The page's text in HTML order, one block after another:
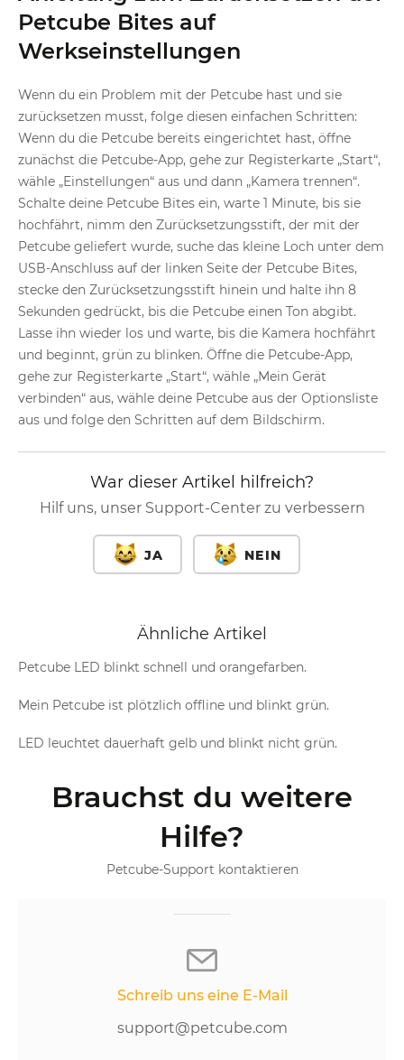
Petcube Bites auf
Werkseinstellungen
Wenn du ein Problem mit der Petcube hast und sie
zurücksetzen musst, folge diesen einfachen Schritten:
Wenn du die Petcube bereits eingerichtet hast, öffne
zunächst die Petcube-App, gehe zur Registerkarte „Start“,
wähle „Einstellungen“ aus und dann „Kamera trennen“.
Schalte deine Petcube Bites ein, warte 1 Minute, bis sie
hochfährt, nimm den Zurücksetzungsstift, der mit der
Petcube geliefert wurde, suche das kleine Loch unter dem
USB-Anschluss auf der linken Seite der Petcube Bites,
stecke den Zurücksetzungsstift hinein und halte ihn 8
Sekunden gedrückt, bis die Petcube einen Ton abgibt.
Lasse ihn wieder los und warte, bis die Kamera hochfährt
und beginnt, grün zu blinken. Öffne die Petcube-App,
gehe zur Registerkarte „Start“, wähle „Mein Gerät
verbinden“ aus, wähle deine Petcube aus der Optionsliste
aus und folge den Schritten auf dem Bildschirm.
War dieser Artikel hilfreich?
Hilf uns, unser Support-Center zu verbessern
JA NEIN
Ähnliche Artikel
Petcube LED blinkt schnell und orangefarben.
Mein Petcube ist plötzlich offline und blinkt grün.
LED leuchtet dauerhaft gelb und blinkt nicht grün.
Brauchst du weitere
Hilfe?
Petcube-Support kontaktieren
Schreib uns eine E-Mail
support@petcube.com